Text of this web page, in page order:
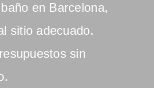
en Barcelona,
sitio adecuado.
sin